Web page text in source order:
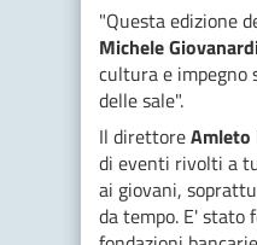
"Questa edizione
Michele
cultura e impegno
delle sale".
Il direttore
di eventi rivolti a
ai giovani,
da tempo. E' stato